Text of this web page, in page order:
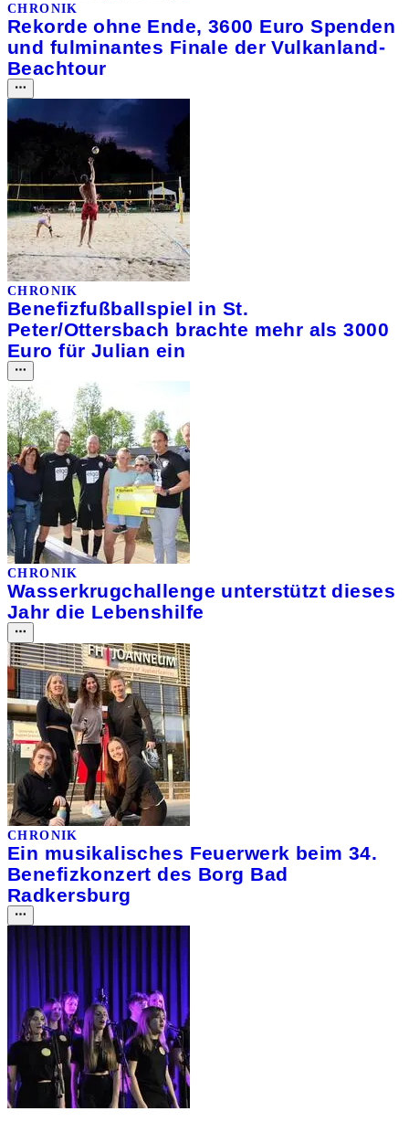
CHRONIK
Rekorde ohne Ende, 3600 Euro Spenden
und fulminantes Finale der Vulkanland-
Beachtour
CHRONIK
Benefizfußballspiel in St.
Peter/Ottersbach brachte mehr als 3000
Euro für Julian ein
CHRONIK
Wasserkrugchallenge unterstützt dieses
Jahr die Lebenshilfe
CHRONIK
Ein musikalisches Feuerwerk beim 34.
Benefizkonzert des Borg Bad
Radkersburg